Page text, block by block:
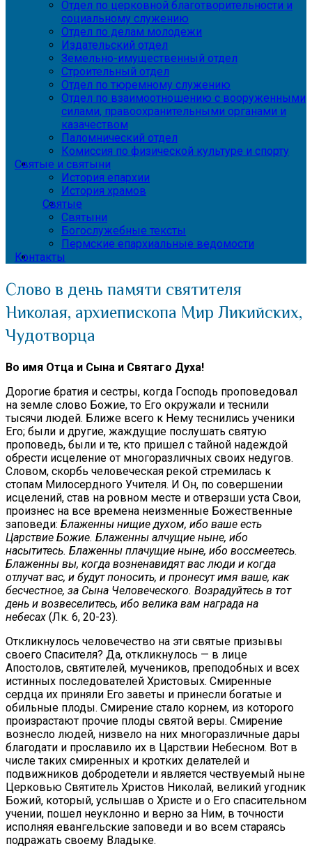
Отдел по церковной благотворительности и
социальному служению
Отдел по делам молодежи
Издательский отдел
Земельно-имущественный отдел
Строительный отдел
Отдел по тюремному служению
Отдел по взаимоотношению с вооруженными
силами, правоохранительными органами и
казачеством
Паломнический отдел
Комиссия по физической культуре и спорту
Святые и святыни
История епархии
История храмов
Святые
Святыни
Богослужебные тексты
Пермские епархиальные ведомости
Контакты
Слово в день памяти святителя
Николая, архиепископа Мир Ликийских,
Чудотворца
Во имя Отца и Сына и Святаго Духа!
Дорогие братия и сестры, когда Господь проповедовал
на земле слово Божие, то Его окружали и теснили
тысячи людей. Ближе всего к Нему теснились ученики
Его; были и другие, жаждущие послушать святую
проповедь, были и те, кто пришел с тайной надеждой
обрести исцеление от многоразличных своих недугов.
Словом, скорбь человеческая рекой стремилась к
стопам Милосердного Учителя. И Он, по совершении
исцелений, став на ровном месте и отверзши уста Свои,
произнес на все времена неизменные Божественные
заповеди: Блаженны нищие духом, ибо ваше есть
Царствие Божие. Блаженны алчущие ныне, ибо
насытитесь. Блаженны плачущие ныне, ибо воссмеетесь.
Блаженны вы, когда возненавидят вас люди и когда
отлучат вас, и будут поносить, и пронесут имя ваше, как
бесчестное, за Сына Человеческого. Возрадуйтесь в тот
день и возвеселитесь, ибо велика вам награда на
небесах (Лк. 6, 20-23).
Откликнулось человечество на эти святые призывы
своего Спасителя? Да, откликнулось — в лице
Апостолов, святителей, мучеников, преподобных и всех
истинных последователей Христовых. Смиренные
сердца их приняли Его заветы и принесли богатые и
обильные плоды. Смирение стало корнем, из которого
произрастают прочие плоды святой веры. Смирение
вознесло людей, низвело на них многоразличные дары
благодати и прославило их в Царствии Небесном. Вот в
числе таких смиренных и кротких делателей и
подвижников добродетели и является чествуемый ныне
Церковью Святитель Христов Николай, великий угодник
Божий, который, услышав о Христе и о Его спасительном
учении, пошел неуклонно и верно за Ним, в точности
исполняя евангельские заповеди и во всем стараясь
подражать своему Владыке.